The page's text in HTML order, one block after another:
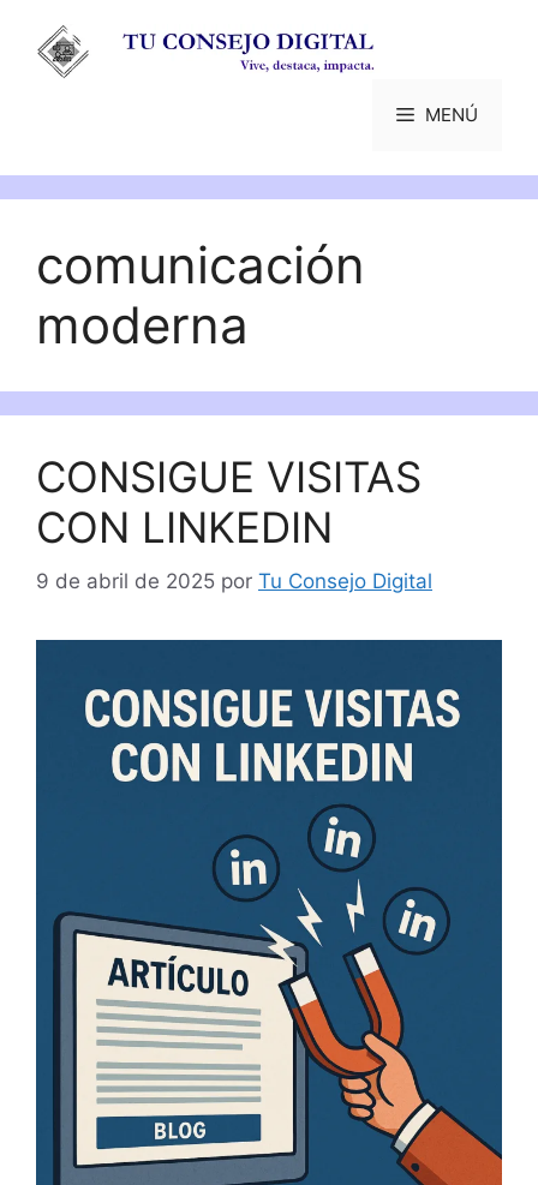
contenido
MENÚ
comunicación
moderna
CONSIGUE VISITAS
CON LINKEDIN
9 de abril de 2025 por Tu Consejo Digital